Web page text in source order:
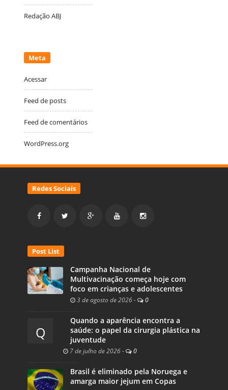
Redação ABJ
Meta
Acessar
Feed de posts
Feed de comentários
WordPress.org
Redes Sociais
Post List
Campanha Nacional de
Multivacinação começa hoje com
foco em crianças e adolescentes
3 de agosto de 2026 - 0
Q
Quando a aparência encontra a
saúde: o papel da cirurgia plástica na
juventude
7 de julho de 2026 - 0
Brasil é eliminado pela Noruega e
amarga maior jejum em Copas